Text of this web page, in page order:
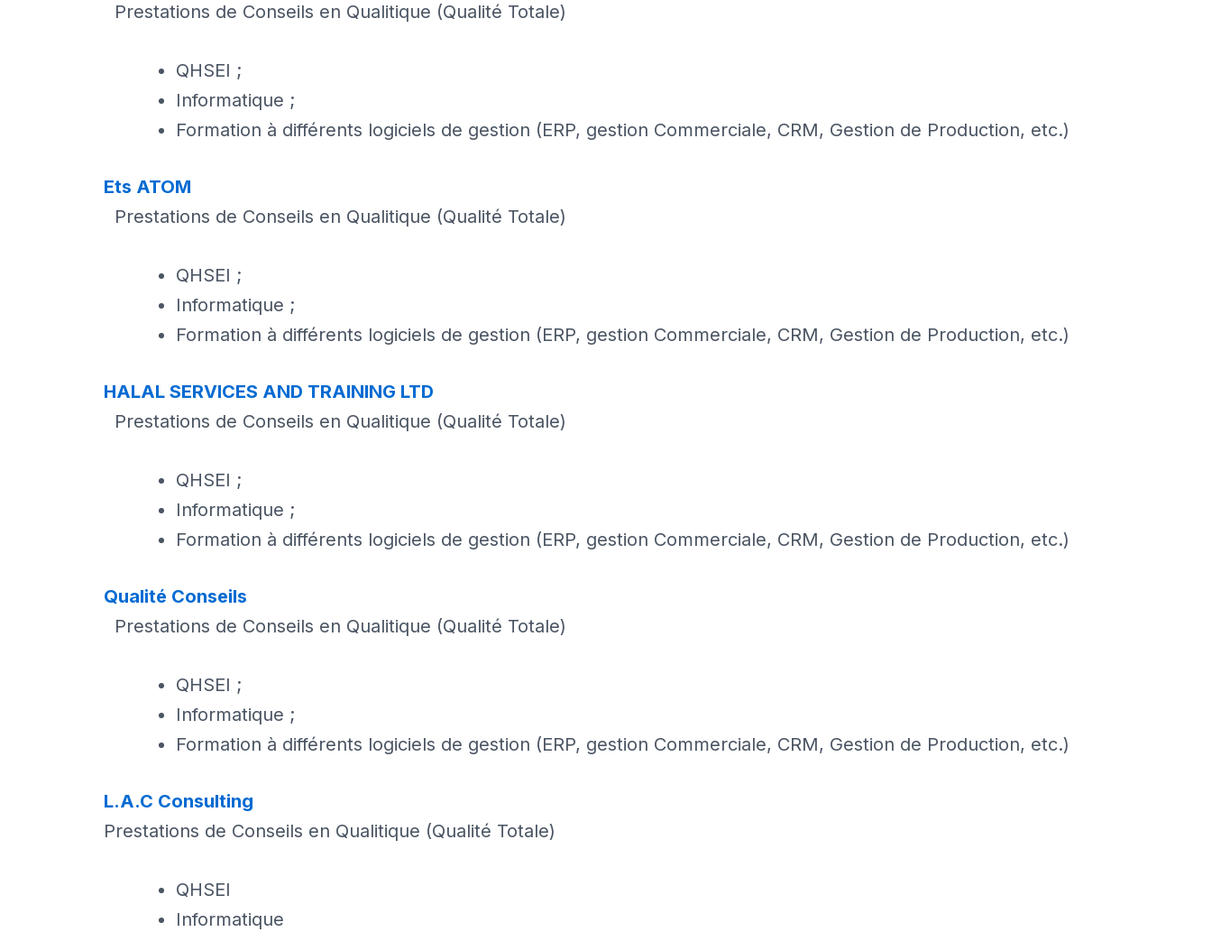
Prestations de Conseils en Qualitique (Qualité Totale)
QHSEI ;
Informatique ;
Formation à différents logiciels de gestion (ERP, gestion Commerciale, CRM, Gestion de Production, etc.)
Ets ATOM
Prestations de Conseils en Qualitique (Qualité Totale)
QHSEI ;
Informatique ;
Formation à différents logiciels de gestion (ERP, gestion Commerciale, CRM, Gestion de Production, etc.)
HALAL SERVICES AND TRAINING LTD
Prestations de Conseils en Qualitique (Qualité Totale)
QHSEI ;
Informatique ;
Formation à différents logiciels de gestion (ERP, gestion Commerciale, CRM, Gestion de Production, etc.)
Qualité Conseils
Prestations de Conseils en Qualitique (Qualité Totale)
QHSEI ;
Informatique ;
Formation à différents logiciels de gestion (ERP, gestion Commerciale, CRM, Gestion de Production, etc.)
L.A.C Consulting
Prestations de Conseils en Qualitique (Qualité Totale)
QHSEI
Informatique